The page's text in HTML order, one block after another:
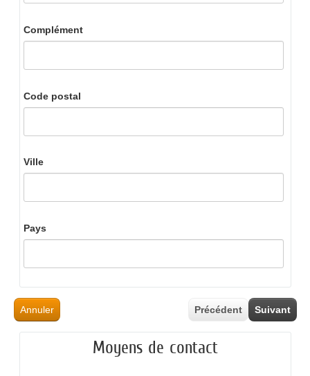
Complément
Code postal
Ville
Pays
Annuler Suivant
Précédent
Moyens de contact